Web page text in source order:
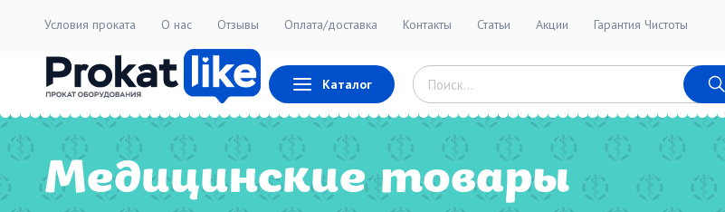
Условия проката О нас Отзывы Оплата/доставка Контакты Статьи Акции Гарантия Чистоты
Каталог
Медицинские товары